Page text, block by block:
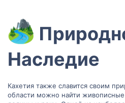
Наследие​
Кахетия также славится своим
области можно найти